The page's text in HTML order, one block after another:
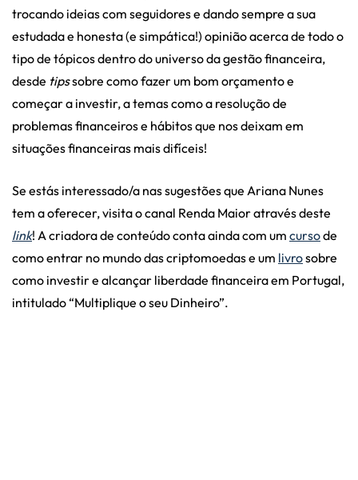
trocando ideias com seguidores e dando sempre a sua
estudada e honesta (e simpática!) opinião acerca de todo o
tipo de tópicos dentro do universo da gestão financeira,
desde tipssobre como fazer um bom orçamento e
começar a investir, a temas como a resolução de
problemas financeiros e hábitos que nos deixam em
situações financeiras mais difíceis!
Se estás interessado/a nas sugestões que Ariana Nunes
tem a oferecer, visita o canal Renda Maior através deste
link! A criadora de conteúdo conta ainda com um cursode
como entrar no mundo das criptomoedas e um livrosobre
como investir e alcançar liberdade financeira em Portugal,
intitulado “Multiplique o seu Dinheiro”.